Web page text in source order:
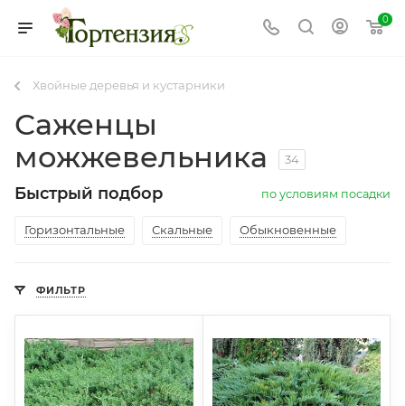
0
Хвойные деревья и кустарники
Саженцы
можжевельника
34
Быстрый подбор по условиям посадки
Горизонтальные Скальные Обыкновенные
ФИЛЬТР